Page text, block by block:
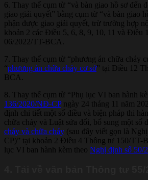
6. Thay thế cụm từ “và bàn giao hồ sơ đến
giao giải quyết” bằng cụm từ “và bàn giao
phận được giao giải quyết, trừ trường hợp
khoản 2 các Điều 5, 6, 8, 9, 10, 11 và Điều
06/2022/TT-BCA.
7. Thay thế cụm từ “phương án chữa cháy
“phương án chữa cháy cơ sở” tại Điều 12
BCA.
8. Thay thế cụm từ “Phụ lục VI ban hành
136/2020/NĐ-CPngày 24 tháng 11 năm
định chi tiết một số điều và biện pháp thi
chữa cháy và Luật sửa đổi, bổ sung một số
cháy và chữa cháy (sau đây viết gọn là
CP)” tại khoản 2 Điều 4 Thông tư 150/TT-
lục VI ban hành kèm theo Nghị định số 50/